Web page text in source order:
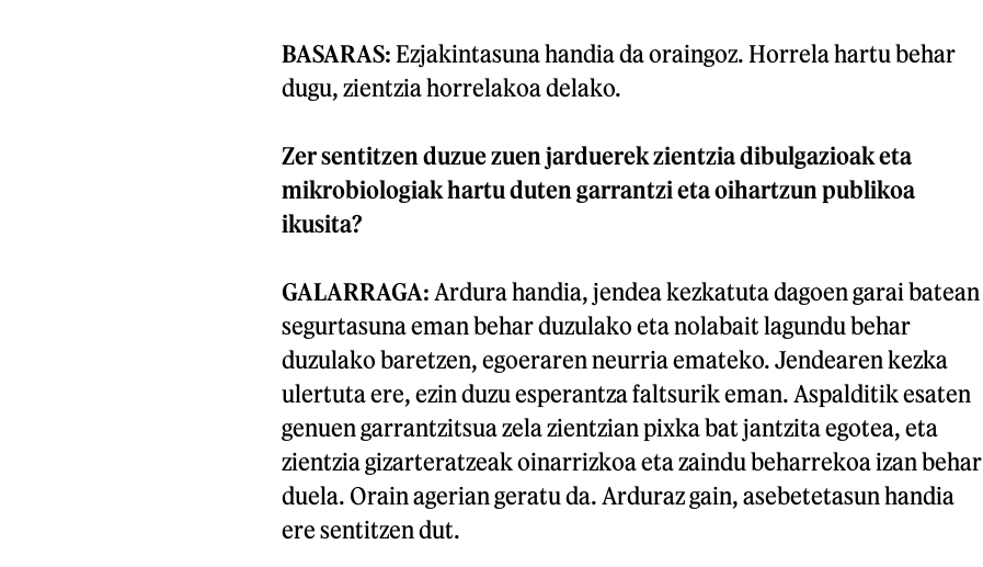
BASARAS: Ezjakintasuna handia da oraingoz. Horrela hartu behar
dugu, zientzia horrelakoa delako.
Zer sentitzen duzue zuen jarduerek zientzia dibulgazioak eta
mikrobiologiak hartu duten garrantzi eta oihartzun publikoa
ikusita?
GALARRAGA: Ardura handia, jendea kezkatuta dagoen garai batean
segurtasuna eman behar duzulako eta nolabait lagundu behar
duzulako baretzen, egoeraren neurria emateko. Jendearen kezka
ulertuta ere, ezin duzu esperantza faltsurik eman. Aspalditik esaten
genuen garrantzitsua zela zientzian pixka bat jantzita egotea, eta
zientzia gizarteratzeak oinarrizkoa eta zaindu beharrekoa izan behar
duela. Orain agerian geratu da. Arduraz gain, asebetetasun handia
ere sentitzen dut.